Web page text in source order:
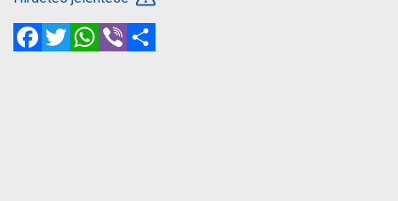
FacebookTwitterWhatsApp
Viber